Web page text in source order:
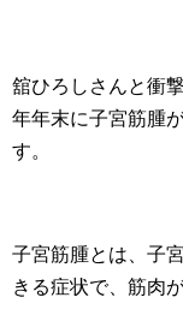
舘ひろしさんと衝
年年末に子宮筋腫
す。
子宮筋腫とは、子
きる症状で、筋肉